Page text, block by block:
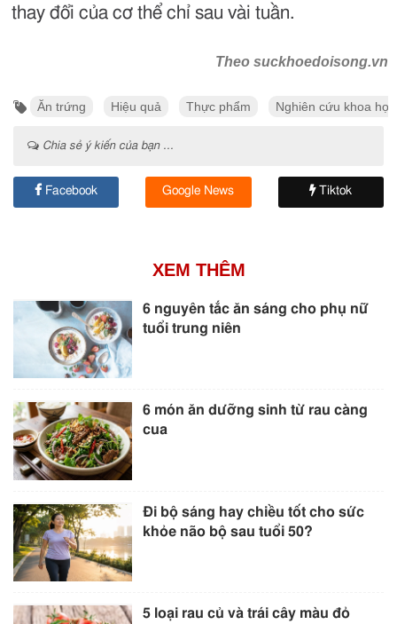
thay đổi của cơ thể chỉ sau vài tuần.
Theo suckhoedoisong.vn
Ăn trứng Hiệu quả Thực phẩm Nghiên cứu khoa học
Chia sẻ ý kiến của bạn ...
Facebook Google News Tiktok
XEM THÊM
6 nguyên tắc ăn sáng cho phụ nữ
tuổi trung niên
6 món ăn dưỡng sinh từ rau càng
cua
Đi bộ sáng hay chiều tốt cho sức
khỏe não bộ sau tuổi 50?
5 loại rau củ và trái cây màu đỏ